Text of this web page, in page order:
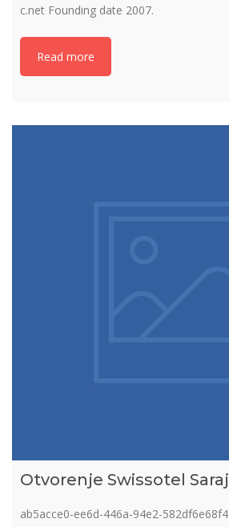
c.net Founding date 2007.
Read more
Otvorenje Swissotel
ab5acce0-ee6d-446a-94e2-